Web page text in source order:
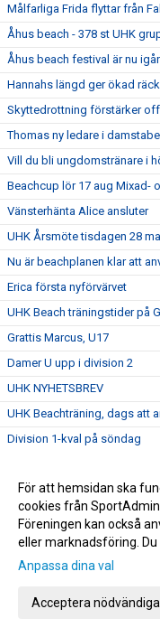
Målfarliga Frida flyttar från
Åhus beach - 378 st UHK
Åhus beach festival är nu
Hannahs längd ger ökad
Skyttedrottning förstärker
Thomas ny ledare i
Vill du bli ungdomstränare i
Beachcup lör 17 aug Mixad-
Vänsterhänta Alice ansluter
UHK Årsmöte tisdagen 28
Nu är beachplanen klar att
Erica första nyförvärvet
UHK Beach träningstider på
Grattis Marcus, U17
Damer U upp i division 2
UHK NYHETSBREV
UHK Beachträning, dags att
Division 1-kval på söndag
UHK sommarjobb, födda -
UHK Beachläger
Turbo - sponsor erbjudande
Karro vann "Årets
Arbetsgrupp för säkerställa
juniorverksamhet har startat
För att hemsidan ska
cookies från
Föreningen kan också
eller marknadsföring. Du
Anpassa dina val
Acceptera nödvändiga